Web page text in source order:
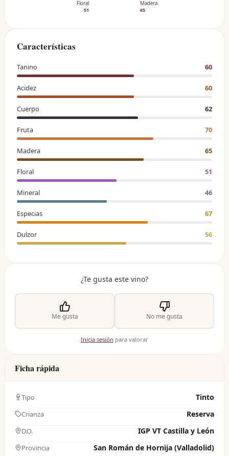
Madera
65
Floral
51
Características
Tanino 60
Acidez 60
Cuerpo 62
Fruta 70
Madera 65
Floral 51
Mineral 46
Especias 67
Dulzor 56
¿Te gusta este vino?
Me gusta No me gusta
Inicia sesión para valorar
Ficha rápida
Tipo Tinto
Crianza Reserva
D.O. IGP VT Castilla y León
Provincia San Román de Hornija (Valladolid)